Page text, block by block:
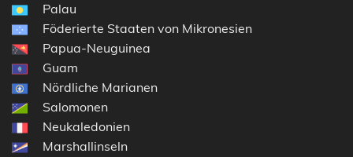
Palau
Föderierte Staaten von Mikronesien
Papua-Neuguinea
Guam
Nördliche Marianen
Salomonen
Neukaledonien
Marshallinseln